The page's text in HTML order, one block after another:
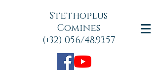
Stethoplus
Comines
(+32) 056/48.93.57